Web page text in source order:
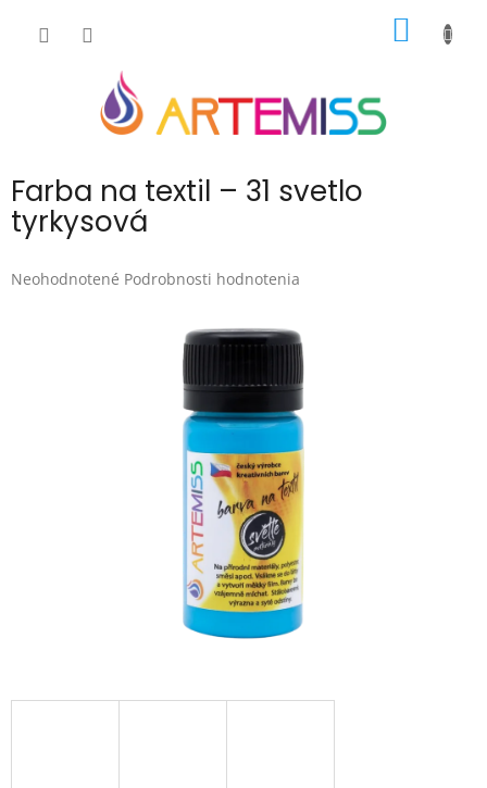
Farba na textil – 31 svetlo
tyrkysová
Priemerné
Neohodnotené Podrobnosti hodnotenia